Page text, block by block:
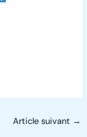
Article suivant →